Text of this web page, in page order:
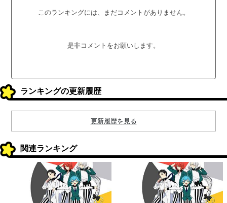
このランキングには、まだコメントがありません。
是非コメントをお願いします。
ランキングの更新履歴
更新履歴を見る
関連ランキング